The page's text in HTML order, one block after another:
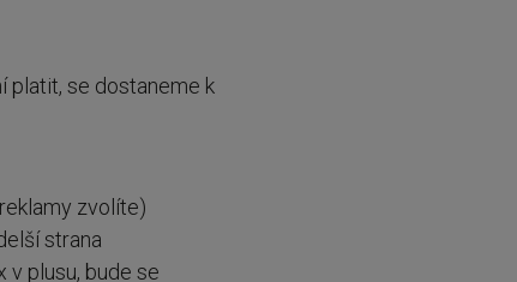
platit, se dostaneme k
zvolíte)
strana
v plusu, bude se